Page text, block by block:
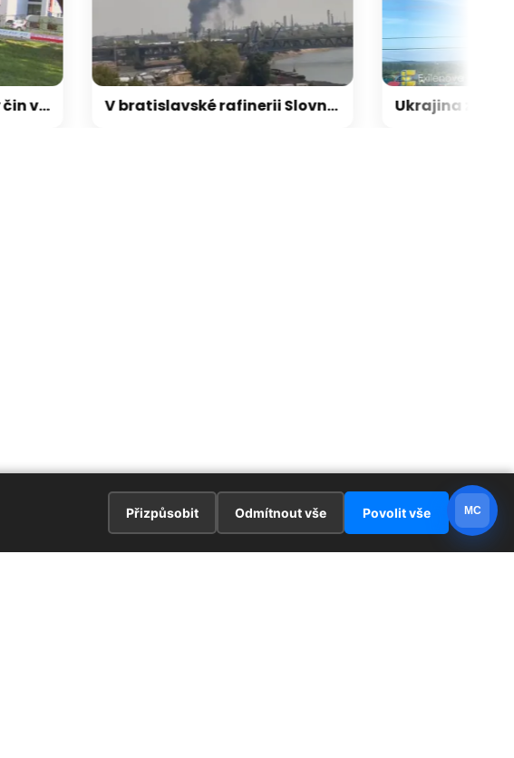
Policie vyšetřuje násilný čin v Tanvaldu, bodná zranění při něm utrpěli tři lidé V bratislavské rafinerii Slovnaft hořelo
Přizpůsobit Odmítnout vše Povolit vše MC